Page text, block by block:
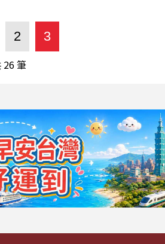
2 3
26筆